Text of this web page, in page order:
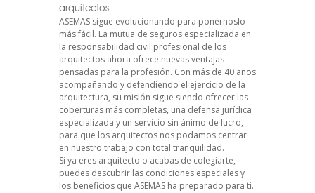
arquitectos
ASEMAS sigue evolucionando para ponérnoslo
más fácil. La mutua de seguros especializada en
la responsabilidad civil profesional de los
arquitectos ahora ofrece nuevas ventajas
pensadas para la profesión. Con más de 40 años
acompañando y defendiendo el ejercicio de la
arquitectura, su misión sigue siendo ofrecer las
coberturas más completas, una defensa jurídica
especializada y un servicio sin ánimo de lucro,
para que los arquitectos nos podamos centrar
en nuestro trabajo con total tranquilidad.
Si ya eres arquitecto o acabas de colegiarte,
puedes descubrir las condiciones especiales y
los beneficios que ASEMAS ha preparado para ti.